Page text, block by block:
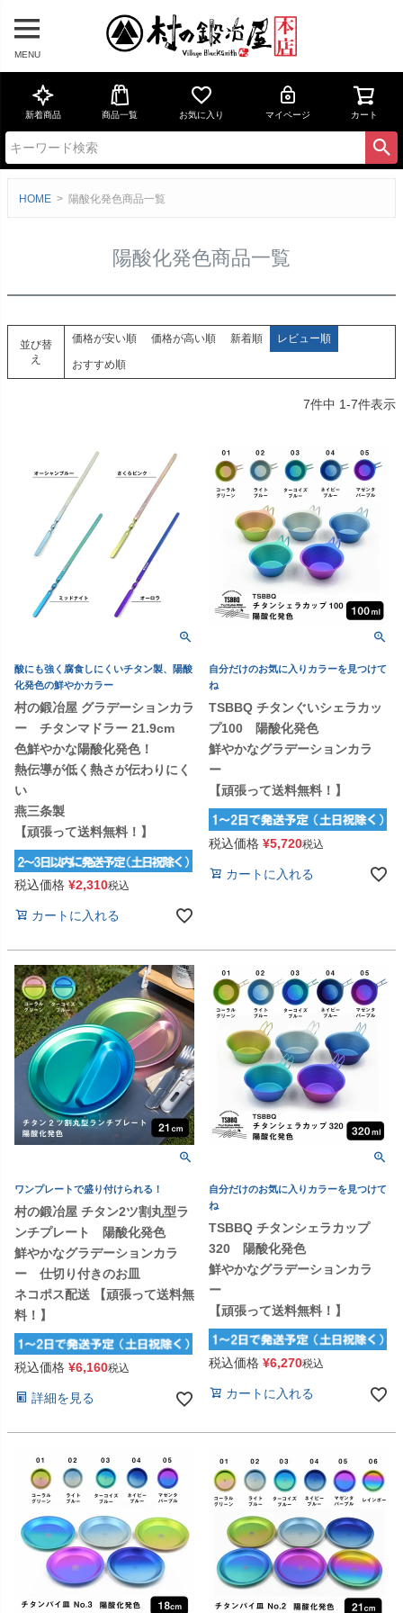
MENU
新着商品 商品一覧 お気に入り マイページ カート
HOME 陽酸化発色商品一覧
陽酸化発色商品一覧
並び替
え
価格が安い順 価格が高い順 新着順 レビュー順
おすすめ順
7件中 1-7件表示
酸にも強く腐食しにくいチタン製、陽酸
化発色の鮮やかカラー
村の鍛冶屋 グラデーションカラ
ー チタンマドラー 21.9cm
色鮮やかな陽酸化発色！
熱伝導が低く熱さが伝わりにく
い
燕三条製
【頑張って送料無料！】
税込価格 ¥2,310税込
カートに入れる
自分だけのお気に入りカラーを見つけて
ね
TSBBQ チタンぐいシェラカッ
プ100 陽酸化発色
鮮やかなグラデーションカラ
ー
【頑張って送料無料！】
税込価格 ¥5,720税込
カートに入れる
ワンプレートで盛り付けられる！
村の鍛冶屋 チタン2ツ割丸型ラ
ンチプレート 陽酸化発色
鮮やかなグラデーションカラ
ー 仕切り付きのお皿
ネコポス配送 【頑張って送料無
料！】
税込価格 ¥6,160税込
詳細を見る
自分だけのお気に入りカラーを見つけて
ね
TSBBQ チタンシェラカップ
320 陽酸化発色
鮮やかなグラデーションカラ
ー
【頑張って送料無料！】
税込価格 ¥6,270税込
カートに入れる